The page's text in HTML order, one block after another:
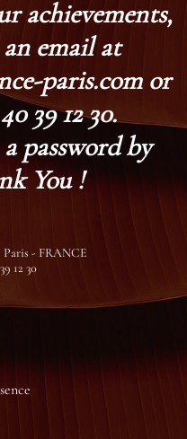
achievements,
an email at
paris.com or
39 12 30.
password by
You !
Paris - FRANCE
12 30